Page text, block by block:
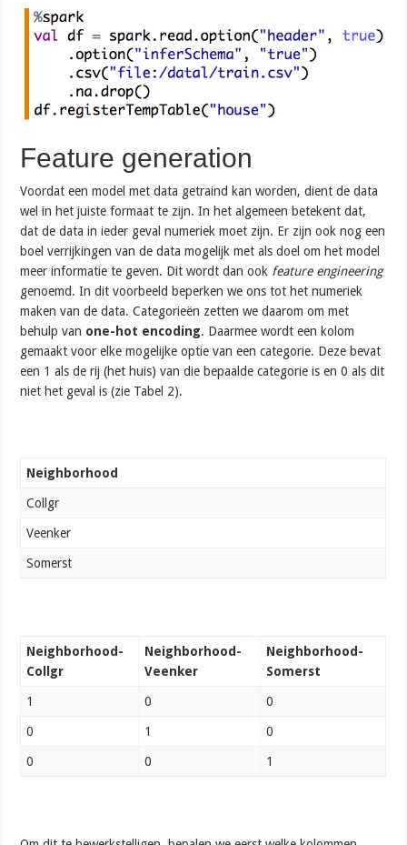
Feature generation
Voordat een model met data getraind kan worden, dient de data
wel in het juiste formaat te zijn. In het algemeen betekent dat,
dat de data in ieder geval numeriek moet zijn. Er zijn ook nog een
boel verrijkingen van de data mogelijk met als doel om het model
meer informatie te geven. Dit wordt dan ook feature engineering
genoemd. In dit voorbeeld beperken we ons tot het numeriek
maken van de data. Categorieën zetten we daarom om met
behulp van one-hot encoding. Daarmee wordt een kolom
gemaakt voor elke mogelijke optie van een categorie. Deze bevat
een 1 als de rij (het huis) van die bepaalde categorie is en 0 als dit
niet het geval is (zie Tabel 2).
Neighborhood
Collgr
Veenker
Somerst
Neighborhood-
Collgr
Neighborhood-
Veenker
Neighborhood-
Somerst
1 0 0
0 1 0
0 0 1